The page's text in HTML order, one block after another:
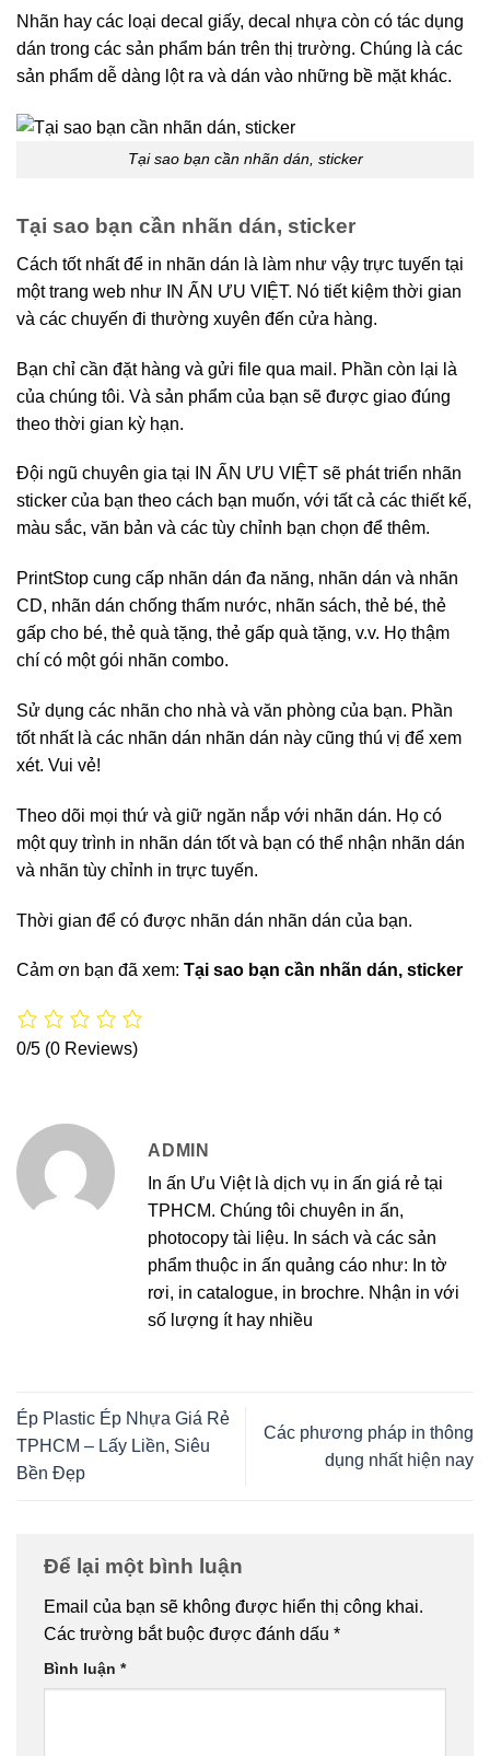
Nhãn hay các loại decal giấy, decal nhựa còn có tác dụng
dán trong các sản phẩm bán trên thị trường. Chúng là các
sản phẩm dễ dàng lột ra và dán vào những bề mặt khác.
Tại sao bạn cần nhãn dán, sticker
Tại sao bạn cần nhãn dán, sticker
Cách tốt nhất để in nhãn dán là làm như vậy trực tuyến tại
một trang web như IN ẤN ƯU VIỆT. Nó tiết kiệm thời gian
và các chuyến đi thường xuyên đến cửa hàng.
Bạn chỉ cần đặt hàng và gửi file qua mail. Phần còn lại là
của chúng tôi. Và sản phẩm của bạn sẽ được giao đúng
theo thời gian kỳ hạn.
Đội ngũ chuyên gia tại IN ẤN ƯU VIỆT sẽ phát triển nhãn
sticker của bạn theo cách bạn muốn, với tất cả các thiết kế,
màu sắc, văn bản và các tùy chỉnh bạn chọn để thêm.
PrintStop cung cấp nhãn dán đa năng, nhãn dán và nhãn
CD, nhãn dán chống thấm nước, nhãn sách, thẻ bé, thẻ
gấp cho bé, thẻ quà tặng, thẻ gấp quà tặng, v.v. Họ thậm
chí có một gói nhãn combo.
Sử dụng các nhãn cho nhà và văn phòng của bạn. Phần
tốt nhất là các nhãn dán nhãn dán này cũng thú vị để xem
xét. Vui vẻ!
Theo dõi mọi thứ và giữ ngăn nắp với nhãn dán. Họ có
một quy trình in nhãn dán tốt và bạn có thể nhận nhãn dán
và nhãn tùy chỉnh in trực tuyến.
Thời gian để có được nhãn dán nhãn dán của bạn.
Cảm ơn bạn đã xem: Tại sao bạn cần nhãn dán, sticker
0/5 (0 Reviews)
ADMIN
In ấn Ưu Việt là dịch vụ in ấn giá rẻ tại
TPHCM. Chúng tôi chuyên in ấn,
photocopy tài liệu. In sách và các sản
phẩm thuộc in ấn quảng cáo như: In tờ
rơi, in catalogue, in brochre. Nhận in với
số lượng ít hay nhiều
Ép Plastic Ép Nhựa Giá Rẻ
TPHCM – Lấy Liền, Siêu
Bền Đẹp
Các phương pháp in thông
dụng nhất hiện nay
Để lại một bình luận
Email của bạn sẽ không được hiển thị công khai.
Các trường bắt buộc được đánh dấu *
Bình luận *